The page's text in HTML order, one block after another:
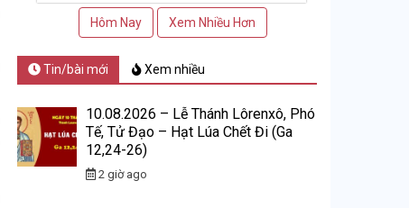
Hôm Nay Xem Nhiều Hơn
Tin/bài mới Xem nhiều
10.08.2026 – Lễ Thánh Lôrenxô, Phó
Tế, Tử Đạo – Hạt Lúa Chết Đi (Ga
12,24-26)
2 giờ ago